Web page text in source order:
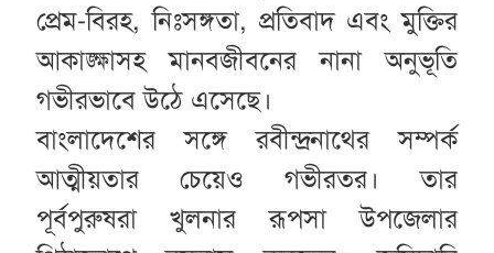
প্রেম-বিরহ, নিঃসঙ্গতা, প্রতিবাদ এবং মুক্তির
আকাঙ্ক্ষাসহ মানবজীবনের নানা অনুভূতি
গভীরভাবে উঠে এসেছে।
বাংলাদেশের সঙ্গে রবীন্দ্রনাথের সম্পর্ক
আত্মীয়তার চেয়েও গভীরতর। তার
পূর্বপুরুষরা খুলনার রূপসা উপজেলার